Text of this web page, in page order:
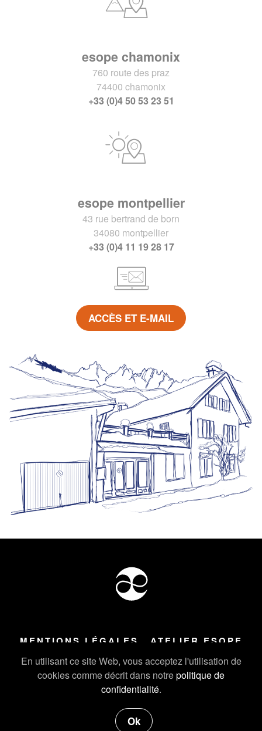
En utilisant ce site Web, vous acceptez l'utilisation de
cookies comme décrit dans notrepolitique de
confidentialité.
Ok
esope chamonix
760 route des praz
74400 chamonix
+33 (0)4 50 53 23 51
esope montpellier
43 rue bertrand de born
34080 montpellier
+33 (0)4 11 19 28 17
ACCÈS ET E-MAIL
MENTIONS LÉGALES ATELIER ESOPE